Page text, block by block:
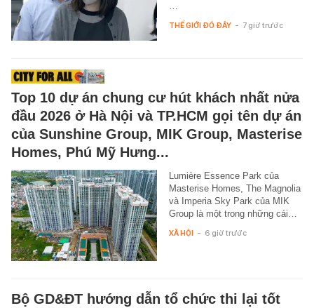
THẾ GIỚI ĐÓ ĐÂY - 7 giờ trước
Top 10 dự án chung cư hút khách nhất nửa
đầu 2026 ở Hà Nội và TP.HCM gọi tên dự án
của Sunshine Group, MIK Group, Masterise
Homes, Phú Mỹ Hưng...
Lumière Essence Park của
Masterise Homes, The Magnolia
và Imperia Sky Park của MIK
Group là một trong những cái…
XÃ HỘI - 6 giờ trước
Bộ GD&ĐT hướng dẫn tổ chức thi lại tốt